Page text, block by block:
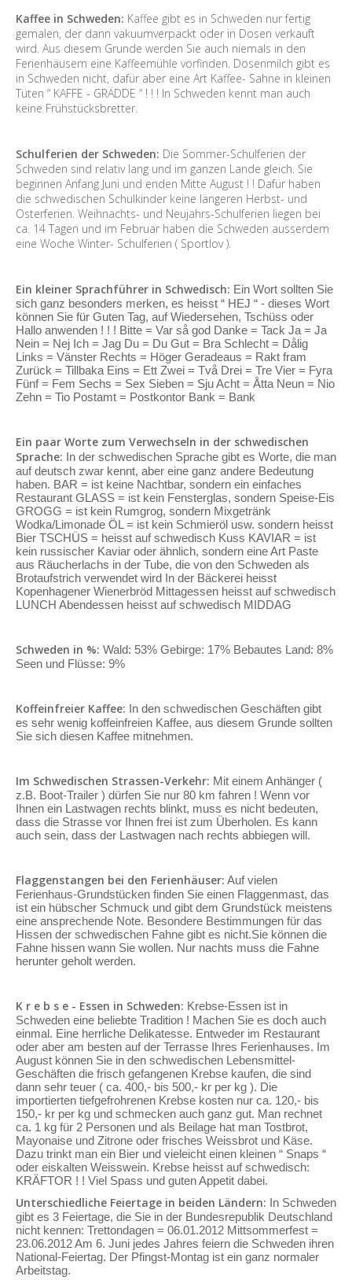
Kaffee in Schweden: Kaffee gibt es in Schweden nur fertig
gemalen, der dann vakuumverpackt oder in Dosen verkauft
wird. Aus diesem Grunde werden Sie auch niemals in den
Ferienhäusern eine Kaffeemühle vorfinden. Dosenmilch gibt es
in Schweden nicht, dafür aber eine Art Kaffee- Sahne in kleinen
Tüten “ KAFFE - GRÄDDE “ ! ! ! In Schweden kennt man auch
keine Frühstücksbretter.
Schulferien der Schweden: Die Sommer-Schulferien der
Schweden sind relativ lang und im ganzen Lande gleich. Sie
beginnen Anfang Juni und enden Mitte August ! ! Dafür haben
die schwedischen Schulkinder keine längeren Herbst- und
Osterferien. Weihnachts- und Neujahrs-Schulferien liegen bei
ca. 14 Tagen und im Februar haben die Schweden ausserdem
eine Woche Winter- Schulferien ( Sportlov ).
Ein kleiner Sprachführer in Schwedisch: Ein Wort sollten Sie
sich ganz besonders merken, es heisst “ HEJ “ - dieses Wort
können Sie für Guten Tag, auf Wiedersehen, Tschüss oder
Hallo anwenden ! ! ! Bitte = Var så god Danke = Tack Ja = Ja
Nein = Nej Ich = Jag Du = Du Gut = Bra Schlecht = Dålig
Links = Vänster Rechts = Höger Geradeaus = Rakt fram
Zurück = Tillbaka Eins = Ett Zwei = Två Drei = Tre Vier = Fyra
Fünf = Fem Sechs = Sex Sieben = Sju Acht = Åtta Neun = Nio
Zehn = Tio Postamt = Postkontor Bank = Bank
Ein paar Worte zum Verwechseln in der schwedischen
Sprache: In der schwedischen Sprache gibt es Worte, die man
auf deutsch zwar kennt, aber eine ganz andere Bedeutung
haben. BAR = ist keine Nachtbar, sondern ein einfaches
Restaurant GLASS = ist kein Fensterglas, sondern Speise-Eis
GROGG = ist kein Rumgrog, sondern Mixgetränk
Wodka/Limonade ÖL = ist kein Schmieröl usw. sondern heisst
Bier TSCHÜS = heisst auf schwedisch Kuss KAVIAR = ist
kein russischer Kaviar oder ähnlich, sondern eine Art Paste
aus Räucherlachs in der Tube, die von den Schweden als
Brotaufstrich verwendet wird In der Bäckerei heisst
Kopenhagener Wienerbröd Mittagessen heisst auf schwedisch
LUNCH Abendessen heisst auf schwedisch MIDDAG
Schweden in %: Wald: 53% Gebirge: 17% Bebautes Land: 8%
Seen und Flüsse: 9%
Koffeinfreier Kaffee: In den schwedischen Geschäften gibt
es sehr wenig koffeinfreien Kaffee, aus diesem Grunde sollten
Sie sich diesen Kaffee mitnehmen.
Im Schwedischen Strassen-Verkehr: Mit einem Anhänger (
z.B. Boot-Trailer ) dürfen Sie nur 80 km fahren ! Wenn vor
Ihnen ein Lastwagen rechts blinkt, muss es nicht bedeuten,
dass die Strasse vor Ihnen frei ist zum Überholen. Es kann
auch sein, dass der Lastwagen nach rechts abbiegen will.
Flaggenstangen bei den Ferienhäuser: Auf vielen
Ferienhaus-Grundstücken finden Sie einen Flaggenmast, das
ist ein hübscher Schmuck und gibt dem Grundstück meistens
eine ansprechende Note. Besondere Bestimmungen für das
Hissen der schwedischen Fahne gibt es nicht.Sie können die
Fahne hissen wann Sie wollen. Nur nachts muss die Fahne
herunter geholt werden.
K r e b s e - Essen in Schweden: Krebse-Essen ist in
Schweden eine beliebte Tradition ! Machen Sie es doch auch
einmal. Eine herrliche Delikatesse. Entweder im Restaurant
oder aber am besten auf der Terrasse Ihres Ferienhauses. Im
August können Sie in den schwedischen Lebensmittel-
Geschäften die frisch gefangenen Krebse kaufen, die sind
dann sehr teuer ( ca. 400,- bis 500,- kr per kg ). Die
importierten tiefgefrohrenen Krebse kosten nur ca. 120,- bis
150,- kr per kg und schmecken auch ganz gut. Man rechnet
ca. 1 kg für 2 Personen und als Beilage hat man Tostbrot,
Mayonaise und Zitrone oder frisches Weissbrot und Käse.
Dazu trinkt man ein Bier und vieleicht einen kleinen “ Snaps “
oder eiskalten Weisswein. Krebse heisst auf schwedisch:
KRÄFTOR ! ! Viel Spass und guten Appetit dabei.
Unterschiedliche Feiertage in beiden Ländern: In Schweden
gibt es 3 Feiertage, die Sie in der Bundesrepublik Deutschland
nicht kennen: Trettondagen = 06.01.2012 Mittsommerfest =
23.06.2012 Am 6. Juni jedes Jahres feiern die Schweden ihren
National-Feiertag. Der Pfingst-Montag ist ein ganz normaler
Arbeitstag.